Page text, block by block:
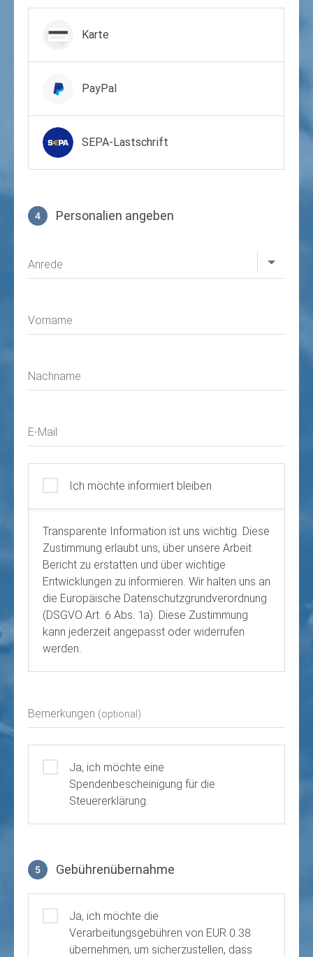
Karte
PayPal
SEPA-Lastschrift
4 Personalien angeben
Anrede
Vorname
Nachname
E-Mail
Ich möchte informiert bleiben
Transparente Information ist uns wichtig. Diese
Zustimmung erlaubt uns, über unsere Arbeit
Bericht zu erstatten und über wichtige
Entwicklungen zu informieren. Wir halten uns an
die Europäische Datenschutzgrundverordnung
(DSGVO Art. 6 Abs. 1a). Diese Zustimmung
kann jederzeit angepasst oder widerrufen
werden.
Bemerkungen (optional)
Ja, ich möchte eine
Spendenbescheinigung für die
Steuererklärung.
5 Gebührenübernahme
Ja, ich möchte die
Verarbeitungsgebühren von EUR 0.38
übernehmen, um sicherzustellen, dass